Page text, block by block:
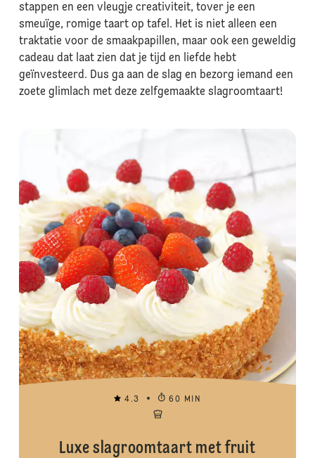
stappen en een vleugje creativiteit, tover je een
smeuïge, romige taart op tafel. Het is niet alleen een
traktatie voor de smaakpapillen, maar ook een geweldig
cadeau dat laat zien dat je tijd en liefde hebt
geïnvesteerd. Dus ga aan de slag en bezorg iemand een
zoete glimlach met deze zelfgemaakte slagroomtaart!
4.3 60 MIN
Luxe slagroomtaart met fruit